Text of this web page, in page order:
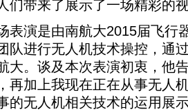
们带来了展示了一场精彩的
演是由南航大2015届飞行
队进行无人机技术操控，通
大。谈及本次表演初衷，他
再加上我现在正在从事无人
的无人机相关技术的运用展